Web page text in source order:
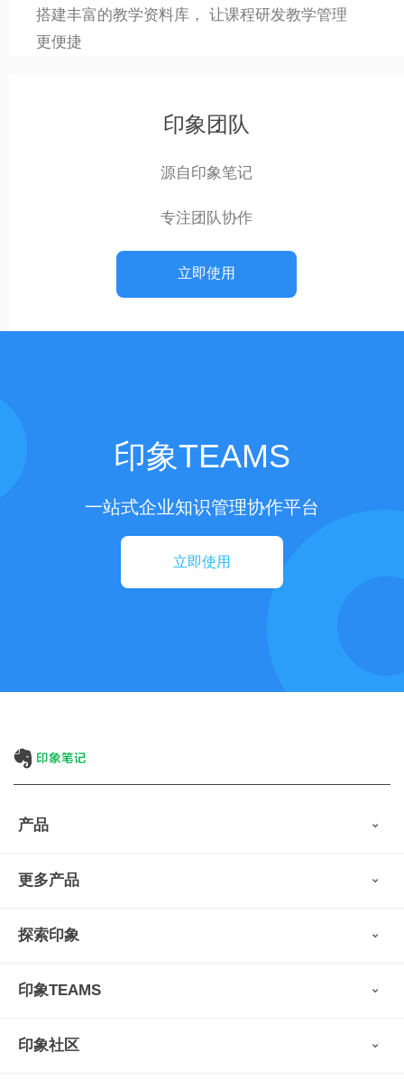
搭建丰富的教学资料库， 让课程研发教学管理
更便捷
印象团队
源自印象笔记
专注团队协作
立即使用
印象TEAMS
一站式企业知识管理协作平台
立即使用
产品
会员权益
印象笔记·剪藏
更多产品
印象图记
墨笔
扫描宝
收藏家
探索印象
用户故事
视频教程
帮助支持
印象TEAMS
申请试用
印象社区